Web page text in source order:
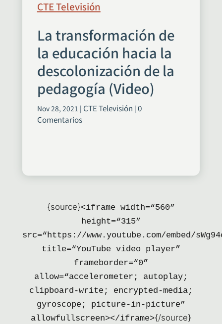
CTE Televisión
La transformación de
la educación hacia la
descolonización de la
pedagogía (Video)
Nov 28, 2021 | CTE Televisión | 0
Comentarios
{sour­ce}<ifra­me width=“560”
height=“315”
src=“https://www.youtube.com/embed/
title=“YouTube video pla­yer”
frameborder=“0”
allow=“accelerometer; auto­play;
clip­board-wri­te; encry­pted-media;
gyros­co­pe; pic­tu­re-in-pic­tu­re”
allowfullscreen></iframe>{/source}